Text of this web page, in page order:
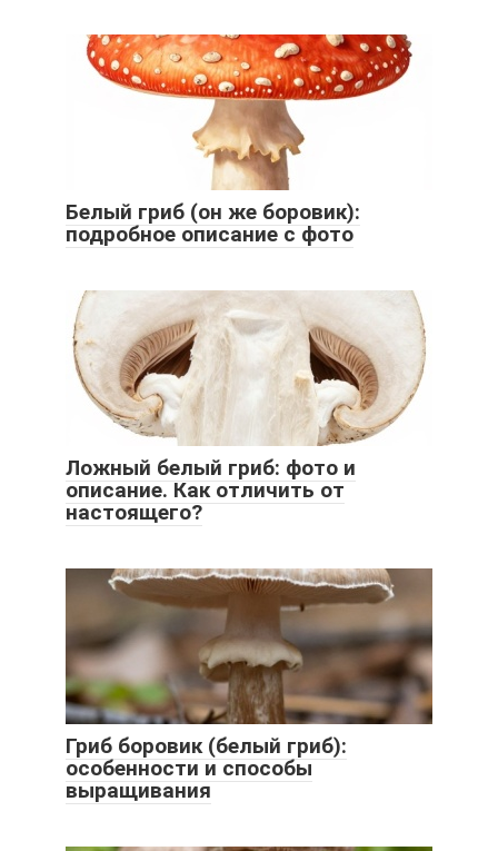
Белый гриб (он же боровик):
подробное описание с фото
Ложный белый гриб: фото и
описание. Как отличить от
настоящего?
Гриб боровик (белый гриб):
особенности и способы
выращивания